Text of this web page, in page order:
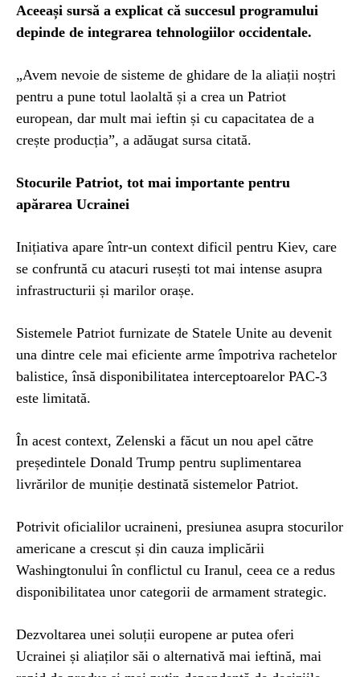
Aceeași sursă a explicat că succesul programului
depinde de integrarea tehnologiilor occidentale.
„Avem nevoie de sisteme de ghidare de la aliații noștri
pentru a pune totul laolaltă și a crea un Patriot
european, dar mult mai ieftin și cu capacitatea de a
crește producția”, a adăugat sursa citată.
Stocurile Patriot, tot mai importante pentru
apărarea Ucrainei
Inițiativa apare într-un context dificil pentru Kiev, care
se confruntă cu atacuri rusești tot mai intense asupra
infrastructurii și marilor orașe.
Sistemele Patriot furnizate de Statele Unite au devenit
una dintre cele mai eficiente arme împotriva rachetelor
balistice, însă disponibilitatea interceptoarelor PAC-3
este limitată.
În acest context, Zelenski a făcut un nou apel către
președintele Donald Trump pentru suplimentarea
livrărilor de muniție destinată sistemelor Patriot.
Potrivit oficialilor ucraineni, presiunea asupra stocurilor
americane a crescut și din cauza implicării
Washingtonului în conflictul cu Iranul, ceea ce a redus
disponibilitatea unor categorii de armament strategic.
Dezvoltarea unei soluții europene ar putea oferi
Ucrainei și aliaților săi o alternativă mai ieftină, mai